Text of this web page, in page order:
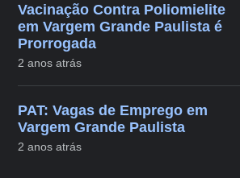
Vacinação Contra Poliomielite
em Vargem Grande Paulista é
Prorrogada
2 anos atrás
PAT: Vagas de Emprego em
Vargem Grande Paulista
2 anos atrás